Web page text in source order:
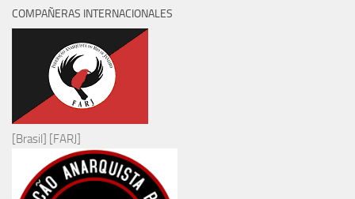
COMPAÑERAS INTERNACIONALES
[Brasil] [FARJ]